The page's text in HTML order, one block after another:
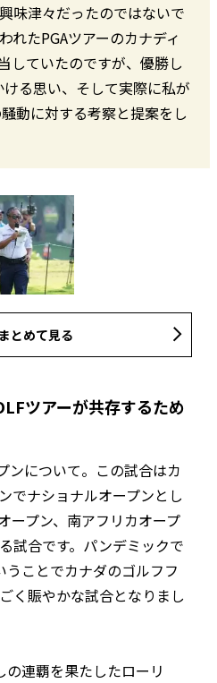
味津々だったのではないで
れたPGAツアーのカナディ
していたのですが、優勝し
る思い、そして実際に私が
動に対する考察と提案をし
とめて見る
ツアーが共存するため
ンについて。この試合はカ
でナショナルオープンとし
ープン、南アフリカオープ
試合です。パンデミックで
ことでカナダのゴルフフ
く賑やかな試合となりまし
連覇を果たしたローリ